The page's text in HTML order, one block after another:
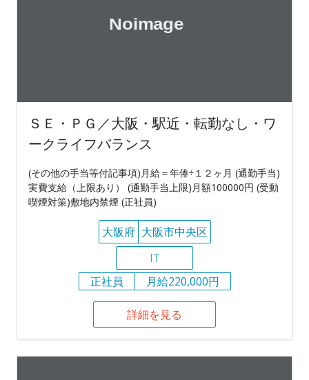
ＳＥ・ＰＧ／大阪・駅近・転勤なし・ワ
ークライフバランス
(その他の手当等付記事項)月給＝年俸÷１２ヶ月 (通勤手当)
実費支給（上限あり） (通勤手当上限)月額100000円 (受動
喫煙対策)敷地内禁煙 (正社員)
大阪府 大阪市中央区
IT
正社員
月給220,000円
詳細を見る